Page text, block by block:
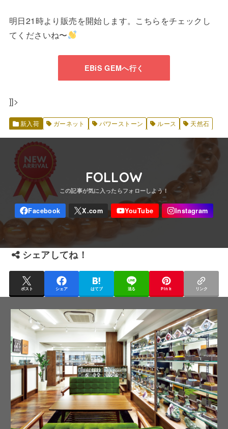
明日21時より販売を開始します。こちらをチェックし
てくださいね〜
EBiS GEMへ行く
]]>
新入荷 ガーネット パワーストーン ルース 天然石
FOLLOW
シェアしてね！
ポスト シェア はてブ 送る Pin it リンク